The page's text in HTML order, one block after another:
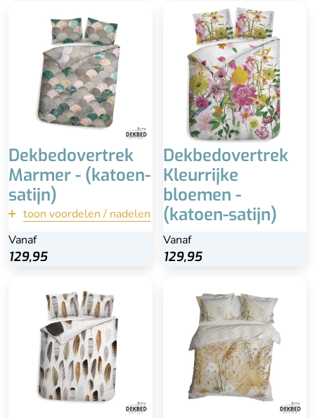
Dekbedovertrek
Marmer - (katoen-
satijn)
toon voordelen / nadelen
Vanaf
129,95
Doorlopende
instopstrook
Bijpassende
kussenslopen
Fijn, zacht en comfortabel
Glad en soepel
Hele jaar door geschikt
terug
Bekijk
Dekbedovertrek
Kleurrijke
bloemen -
(katoen-satijn)
Vanaf
129,95